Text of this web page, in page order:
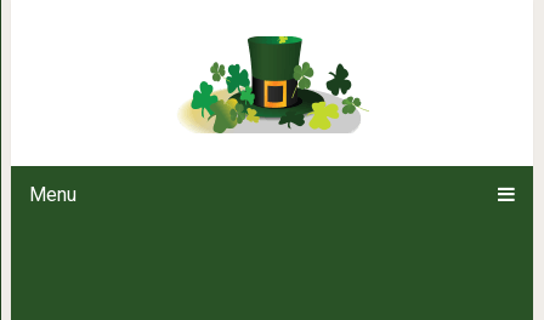
Menu
Необычный летний